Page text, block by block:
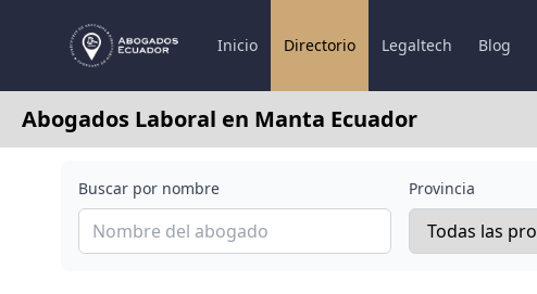
Inicio Directorio Legaltech Blog
Abogados Laboral en Manta Ecuador
Buscar por nombre Provincia